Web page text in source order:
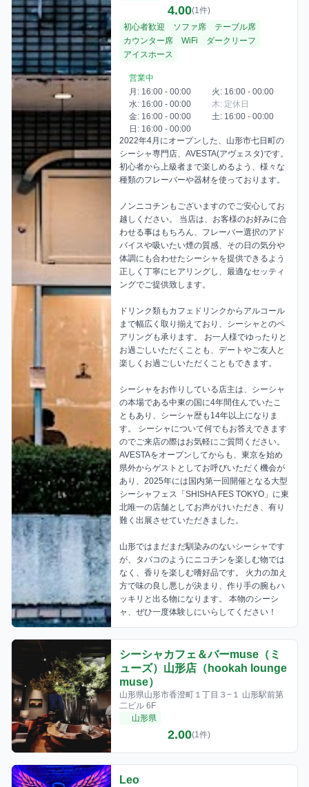
4.00(1件)
初心者歓迎
ソファ席
テーブル席
カウンター席
WiFi
ダークリーフ
アイスホース
営業中
月: 16:00 - 00:00
火: 16:00 - 00:00
水: 16:00 - 00:00
木: 定休日
金: 16:00 - 00:00
土: 16:00 - 00:00
日: 16:00 - 00:00
2022年4月にオープンした、山形市七日町の
シーシャ専門店、AVESTA(アヴェスタ)です。
初心者から上級者まで楽しめるよう、様々な
種類のフレーバーや器材を使っております。
ノンニコチンもございますのでご安心してお
越しください。 当店は、お客様のお好みに合
わせる事はもちろん、フレーバー選択のアド
バイスや吸いたい煙の質感、その日の気分や
体調にも合わせたシーシャを提供できるよう
正しく丁寧にヒアリングし、最適なセッティ
ングでご提供致します。
ドリンク類もカフェドリンクからアルコール
まで幅広く取り揃えており、シーシャとのペ
アリングも承ります。 お一人様でゆったりと
お過ごしいただくことも、デートやご友人と
楽しくお過ごしいただくこともできます。
シーシャをお作りしている店主は、シーシャ
の本場である中東の国に4年間住んでいたこ
ともあり、シーシャ歴も14年以上になりま
す。 シーシャについて何でもお答えできます
のでご来店の際はお気軽にご質問ください。
AVESTAをオープンしてからも、東京を始め
県外からゲストとしてお呼びいただく機会が
あり、2025年には国内第一回開催となる大型
シーシャフェス「SHISHA FES TOKYO」に東
北唯一の店舗としてお声がけいただき、有り
難く出展させていただきました。
山形ではまだまだ馴染みのないシーシャです
が、タバコのようにニコチンを楽しむ物では
なく、香りを楽しむ嗜好品です。 火力の加え
方で味の良し悪しが決まり、作り手の腕もハ
ッキリと出る物になります。 本物のシーシ
ャ、ぜひ一度体験しにいらしてください！
シーシャカフェ＆バーmuse（ミ
ューズ）山形店（hookah lounge
muse）
山形県山形市香澄町１丁目３−１ 山形駅前第
二ビル 6F
山形県
2.00(1件)
Leo